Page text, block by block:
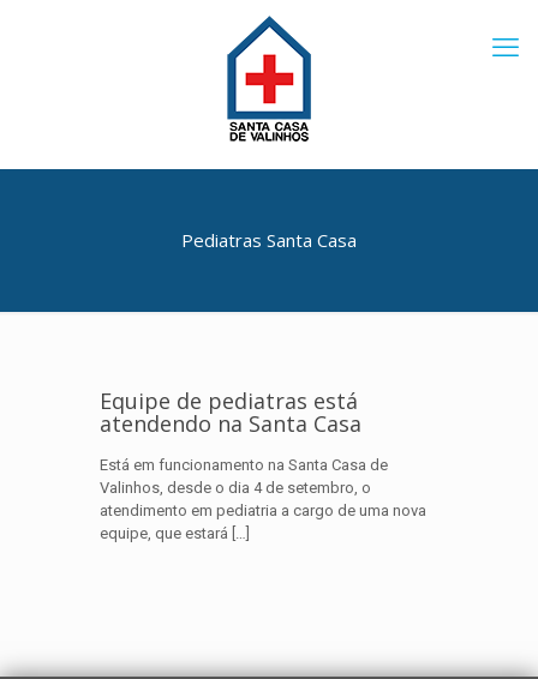
Pediatras Santa Casa
Equipe de pediatras está
atendendo na Santa Casa
Está em funcionamento na Santa Casa de
Valinhos, desde o dia 4 de setembro, o
atendimento em pediatria a cargo de uma nova
equipe, que estará […]